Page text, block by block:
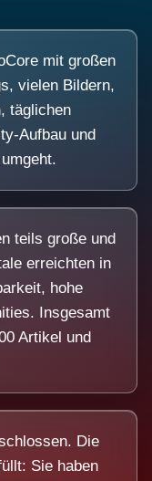
mit großen
vielen Bildern,
täglichen
Aufbau und
teils große und
erreichten in
hohe
Insgesamt
Artikel und
Die
Sie haben